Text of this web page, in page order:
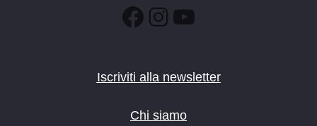
Facebook
Instagram
YouTube
Iscriviti alla newsletter
Chi siamo